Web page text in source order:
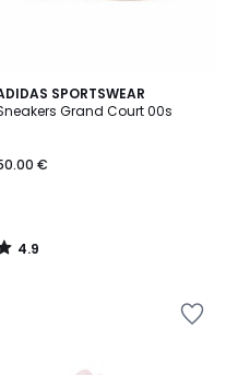
SPORTSWEAR
Grand Court 00s
€
4.9
/ 5
4.9
/